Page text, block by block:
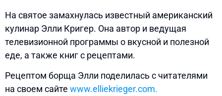
На святое замахнулась известный американский
кулинар Элли Кригер. Она автор и ведущая
телевизионной программы о вкусной и полезной
еде, а также книг с рецептами.
Рецептом борща Элли поделилась с читателями
на своем сайте www.elliekrieger.com.